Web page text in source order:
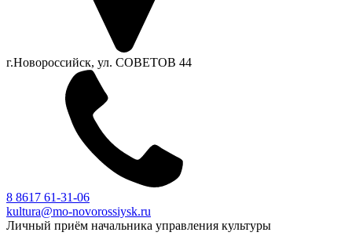
г.Новороссийск, ул. СОВЕТОВ 44
8 8617 61-31-06
kultura@mo-novorossiysk.ru
Личный приём начальника управления культуры